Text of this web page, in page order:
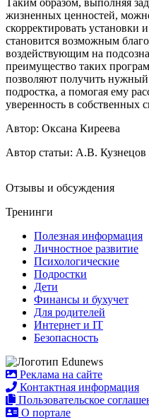
Таким образом, выполняя
жизненных ценностей,
скорректировать установки
становится возможным
воздействующим на
преимущество таких
позволяют получить
подростка, а помогая ему
уверенность в собственных
Автор: Оксана Киреева
Автор статьи: А.В. Кузнецов
Отзывы и обсуждения
Тренинги
Полезная информация
Личностное развитие
Психологические
Подростки
Дети
Финансы и бухучет
Для родителей
Интернет и IT
Безопасность
Реклама на сайте
Контактная информация
Пользовательское
О портале